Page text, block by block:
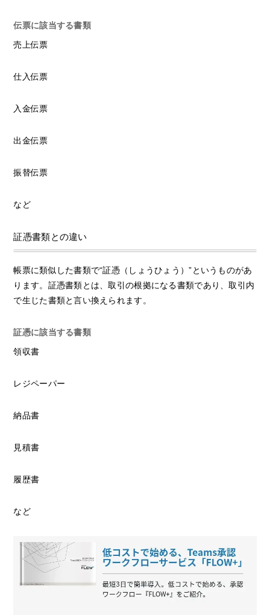
伝票に該当する書類
売上伝票
仕入伝票
入金伝票
出金伝票
振替伝票
など
証憑書類との違い
帳票に類似した書類で“証憑（しょうひょう）”というものがあ
ります。証憑書類とは、取引の根拠になる書類であり、取引内
で生じた書類と言い換えられます。
証憑に該当する書類
領収書
レジペーパー
納品書
見積書
履歴書
など